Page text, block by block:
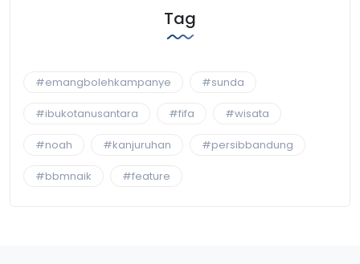
Tag
#emangbolehkampanye #sunda
#ibukotanusantara #fifa #wisata
#noah #kanjuruhan #persibbandung
#bbmnaik #feature